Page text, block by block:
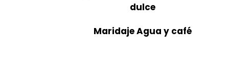
dulce
Maridaje Agua y café